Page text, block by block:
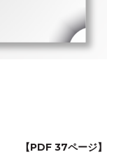
【PDF 37ページ】